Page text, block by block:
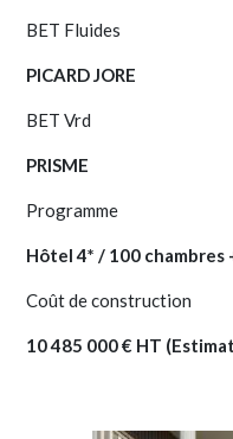
BET Fluides
PICARD JORE
BET Vrd
PRISME
Programme
Hôtel 4* / 100 chambres
Coût de construction
10 485 000 € HT